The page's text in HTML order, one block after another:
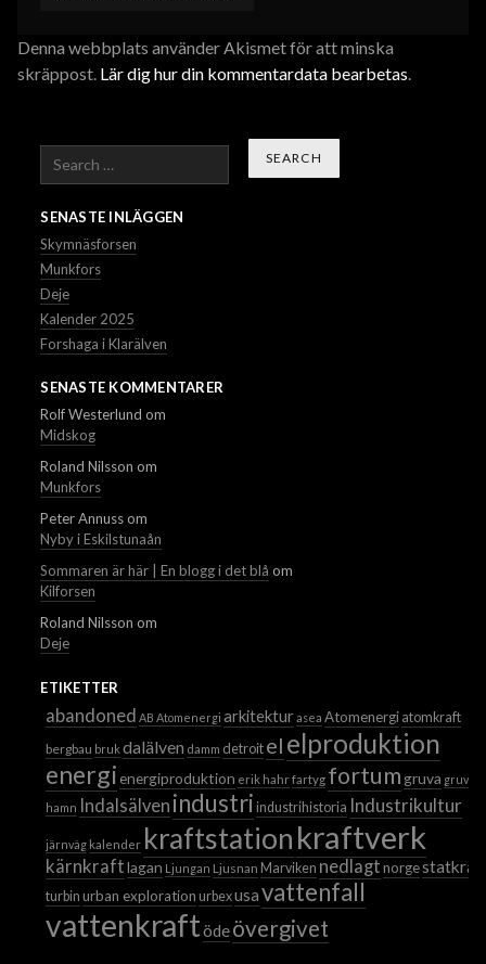
Denna webbplats använder Akismet för att minska
skräppost. Lär dig hur din kommentardata bearbetas
Search
SENASTE INLÄGGEN
Skymnäsforsen
Munkfors
Deje
Kalender 2025
Forshaga i Klarälven
SENASTE KOMMENTARER
Rolf Westerlund om
Midskog
Roland Nilsson om
Munkfors
Peter Annussom
Nyby i Eskilstunaån
Sommaren är här | En blogg i det blå om
Kilforsen
Roland Nilsson om
Deje
ETIKETTER
abandoned AB Atomenergi arkitekturasea Atomenergi atomkraft
bergbau bruk dalälven damm detroitel elproduktion
energienergiproduktion erik hahrfartyg fortum gruva gruvor
hamn Indalsälven industri industrihistoria Industrikultur
järnväg kalender kraftstationkraftverk
kärnkraftlagan Ljungan Ljusnan Marviken nedlagt norge
turbin urban exploration urbexusavattenfall
vattenkraftödeövergivet